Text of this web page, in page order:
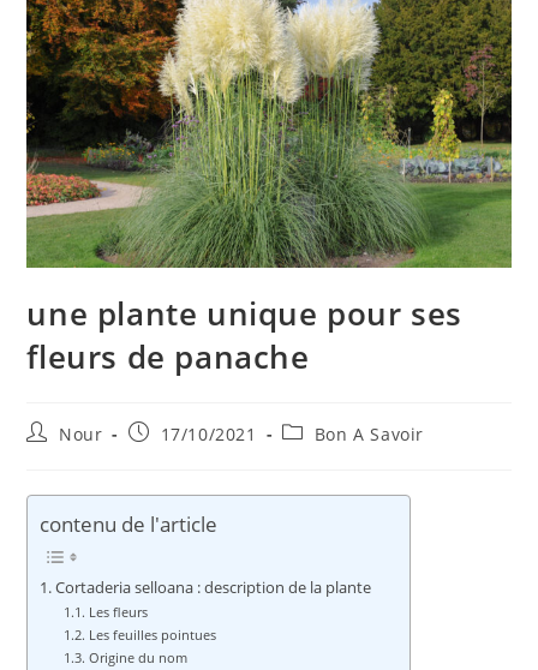
une plante unique pour ses
fleurs de panache
Auteur/autrice
publication :
Nour
Publication
17/10/2021
PostBon A Savoir
contenu de l'article
Cortaderia selloana : description de la plante
Les fleurs
Les feuilles pointues
Origine du nom